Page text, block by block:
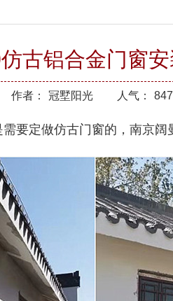
古铝合金门窗安
作者： 冠墅阳光 人气： 847
要定做仿古门窗的，南京阔